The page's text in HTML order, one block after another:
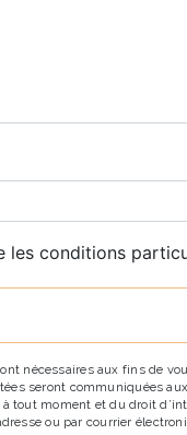
les conditions
nécessaires aux fins de
seront communiquées
tout moment et du droit
ou par courrier